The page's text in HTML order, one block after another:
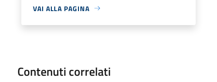
VAI ALLA PAGINA
Contenuti correlati